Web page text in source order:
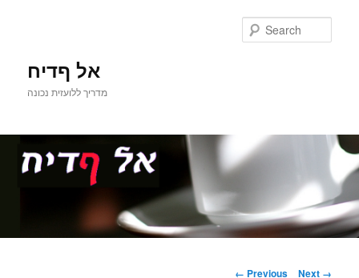
אל ףדיח
מדריך ללועזית נכונה
Image
← Previous Next →